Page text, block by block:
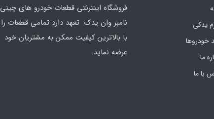
یدکی
خودروها
ما
با ما
فروشگاه اینترنتی قطعات خودرو های چینی
نامبر وان یدک تعهد دارد تمامی قطعات را
با بالاترین کیفیت ممکن به مشتریان خود
عرضه نماید.